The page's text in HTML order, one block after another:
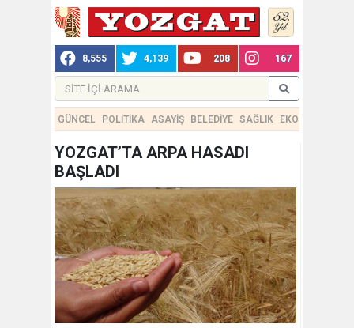
8,555 4,139 208 167
GÜNCEL POLİTİKA ASAYİŞ BELEDİYE SAĞLIK EKONOMİ
YOZGAT’TA ARPA HASADI
BAŞLADI